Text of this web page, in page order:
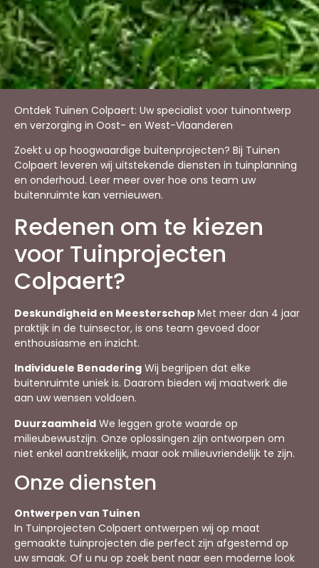
Ontdek Tuinen Colpaert: Uw specialist voor tuinontwerp
en verzorging in Oost- en West-Vlaanderen
Zoekt u op hoogwaardige buitenprojecten? Bij Tuinen
Colpaert leveren wij uitstekende diensten in tuinplanning
en onderhoud. Leer meer over hoe ons team uw
buitenruimte kan vernieuwen.
Redenen om te kiezen
voor Tuinprojecten
Colpaert?
Deskundigheid en MeesterschapMet meer dan 4 jaar
praktijk in de tuinsector, is ons team gevoed door
enthousiasme en inzicht.
Individuele Benadering Wij begrijpen dat elke
buitenruimte uniek is. Daarom bieden wij maatwerk die
aan uw wensen voldoen.
Duurzaamheid We leggen grote waarde op
milieubewustzijn. Onze oplossingen zijn ontworpen om
niet enkel aantrekkelijk, maar ook milieuvriendelijk te zijn.
Onze diensten
Ontwerpen van Tuinen
In Tuinprojecten Colpaert ontwerpen wij op maat
gemaakte tuinprojecten die perfect zijn afgestemd op
uw smaak. Of u nu op zoek bent naar een moderne look